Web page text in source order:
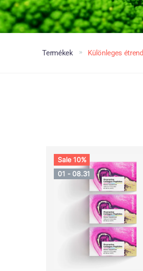
Termékek Különleges étrend
Sale 10%
01 - 08.31